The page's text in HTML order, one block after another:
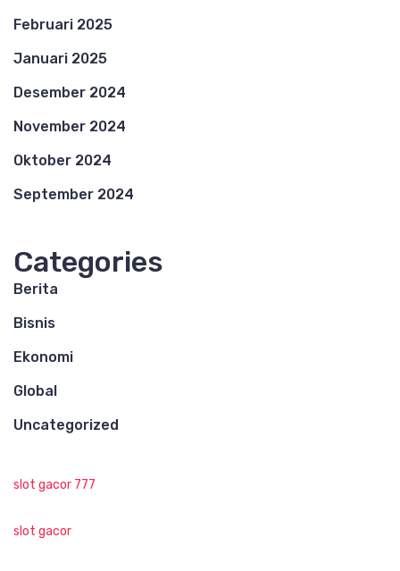
Februari 2025
Januari 2025
Desember 2024
November 2024
Oktober 2024
September 2024
Categories
Berita
Bisnis
Ekonomi
Global
Uncategorized
slot gacor 777
slot gacor